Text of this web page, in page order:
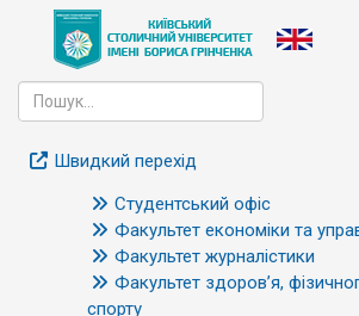
Швидкий перехід
Студентський офіс
Факультет економіки та
Факультет журналістики
Факультет здоров’я,
спорту